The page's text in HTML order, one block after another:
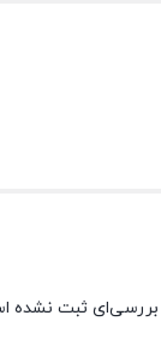
بررسی‌ای ثبت نشده